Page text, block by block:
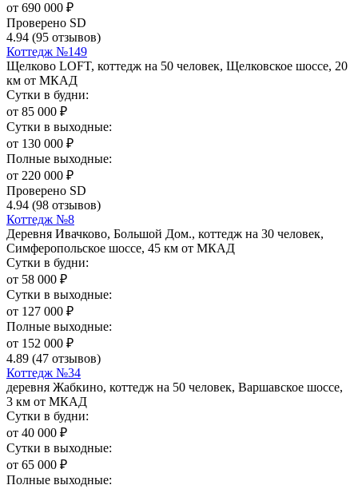
от 690 000 ₽
Проверено SD
4.94 (95 отзывов)
Коттедж №149
Щелково LOFT, коттедж на 50 человек, Щелковское шоссе, 20
км от МКАД
Сутки в будни:
от 85 000 ₽
Сутки в выходные:
от 130 000 ₽
Полные выходные:
от 220 000 ₽
Проверено SD
4.94 (98 отзывов)
Коттедж №8
Деревня Ивачково, Большой Дом., коттедж на 30 человек,
Симферопольское шоссе, 45 км от МКАД
Сутки в будни:
от 58 000 ₽
Сутки в выходные:
от 127 000 ₽
Полные выходные:
от 152 000 ₽
4.89 (47 отзывов)
Коттедж №34
деревня Жабкино, коттедж на 50 человек, Варшавское шоссе,
3 км от МКАД
Сутки в будни:
от 40 000 ₽
Сутки в выходные:
от 65 000 ₽
Полные выходные: